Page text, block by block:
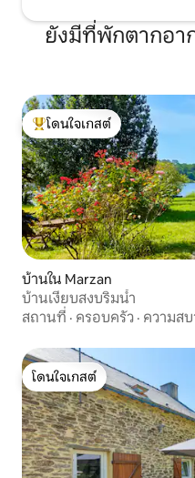
ยังมีที่พักตากอา
โดนใจเกสต์ที่สุด
โดนใจเกสต์
บ้านใน Marzan
บ้านเงียบสงบริมน้ำ
สถานที่ · ครอบครัว · ความส
โดนใจเกสต์
โดนใจเกสต์